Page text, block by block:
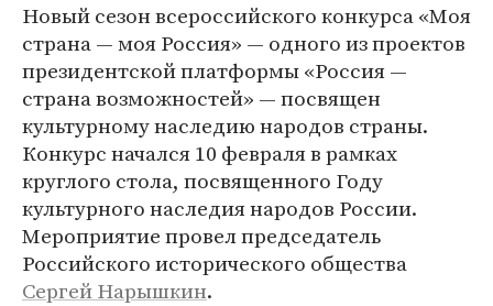
Новый сезон всероссийского конкурса «Моя
страна — моя Россия» — одного из проектов
президентской платформы «Россия —
страна возможностей» — посвящен
культурному наследию народов страны.
Конкурс начался 10 февраля в рамках
круглого стола, посвященного Году
культурного наследия народов России.
Мероприятие провел председатель
Российского исторического общества
Сергей Нарышкин.